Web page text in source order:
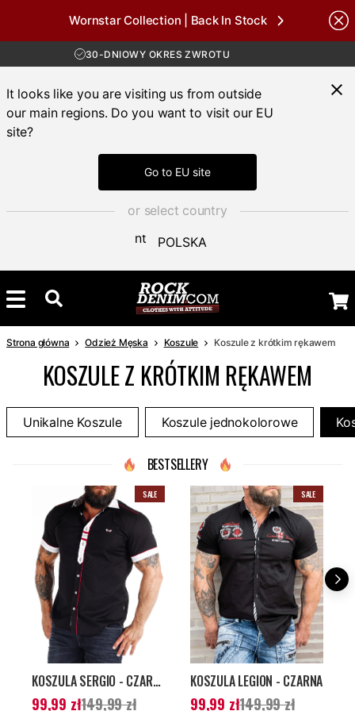
Wornstar Collection | Back In Stock
DARMOWA WYSYŁKA POWYŻEJ 450 ZŁ
DOSTAWA 4-7 DNI
DARMOWA WYSYŁKA POWYŻEJ 450 ZŁ
It looks like you are visiting us from outside
our main regions. Do you want to visit our EU
site?
Go to EU site
or select country
POLSKA
Strona główna Odzież Męska Koszule Koszule z krótkim rękawem
KOSZULE Z KRÓTKIM RĘKAWEM
Unikalne Koszule Koszule jednokolorowe
BESTSELLERY
SALE
KOSZULA SERGIO - CZARNA
Aktualna cena:
99,99 zł149,99 zł
SALE
KOSZULA LEGION - CZARNA
Aktualna cena:
99,99 zł149,99 zł